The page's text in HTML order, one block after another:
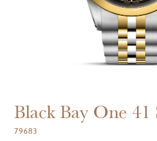
Black Bay One 41
79683